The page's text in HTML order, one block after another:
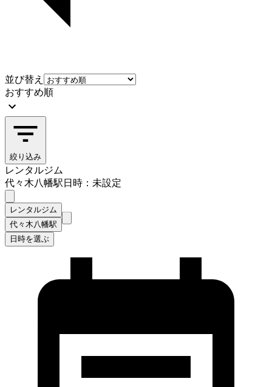
並び替え
おすすめ順
絞り込み
レンタルジム
代々木八幡駅日時：未設定
レンタルジム
代々木八幡駅
日時を選ぶ